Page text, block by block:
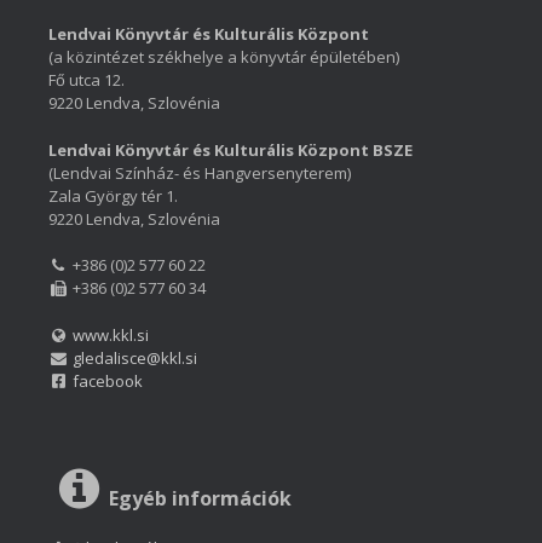
Lendvai Könyvtár és Kulturális Központ
(a közintézet székhelye a könyvtár épületében)
Fő utca 12.
9220 Lendva, Szlovénia
Lendvai Könyvtár és Kulturális Központ BSZE
(Lendvai Színház- és Hangversenyterem)
Zala György tér 1.
9220 Lendva, Szlovénia
+386 (0)2 577 60 22
+386 (0)2 577 60 34
www.kkl.si
gledalisce@kkl.si
facebook
Egyéb információk